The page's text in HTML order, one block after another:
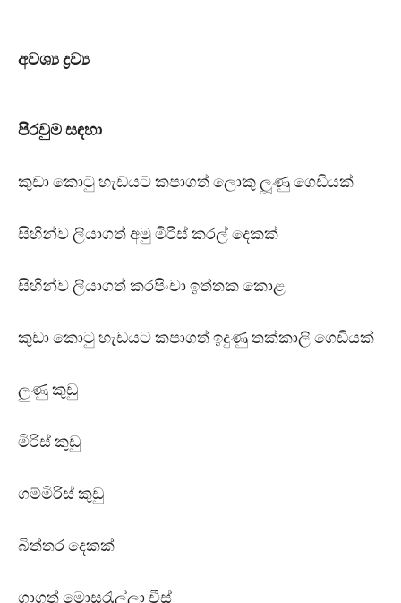
අවශ්‍ය ද්‍රව්‍ය
පිරවුම සඳහා
කුඩා කොටු හැඩයට කපාගත් ලොකු ලූණු ගෙඩියක්
සිහින්ව ලියාගත් අමු මිරිස් කරල් දෙකක්
සිහින්ව ලියාගත් කරපිංචා ඉත්තක කොළ
කුඩා කොටු හැඩයට කපාගත් ඉදුණු තක්කාලි ගෙඩියක්
ලුණු කුඩු
මිරිස් කුඩු
ගම්මිරිස් කුඩු
බිත්තර දෙකක්
ගාගත් මොසරැල්ලා චීස්